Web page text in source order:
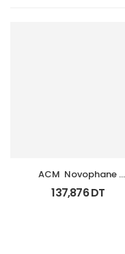
ACM  Novophane
Coffret Anti Chute
(Lotion+Shp+Cp)
137,876DT